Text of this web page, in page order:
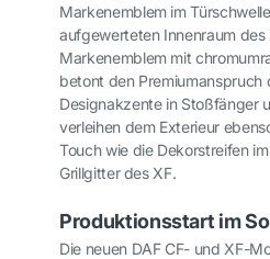
Markenemblem im
aufgewerteten Innenraum des
Markenemblem mit
betont den Premiumanspruch
Designakzente in Stoßfänger
verleihen dem Exterieur
Touch wie die Dekorstreifen
Grillgitter des XF.
Produktionsstart im
Die neuen DAF CF- und XF-